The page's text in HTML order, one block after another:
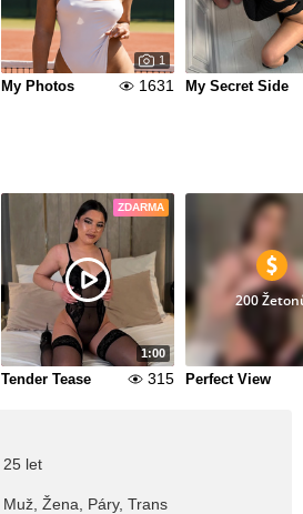
1
My Photos 1631 My Secret Side
ZDARMA
1:00
Tender Tease 315
200
Perfect View
25 let
Muž, Žena, Páry, Trans